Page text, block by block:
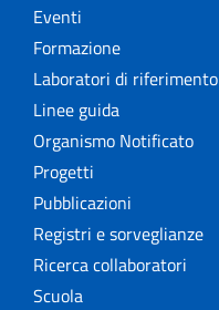
Eventi
Formazione
Laboratori di riferimento
Linee guida
Organismo Notificato
Progetti
Pubblicazioni
Registri e sorveglianze
Ricerca collaboratori
Scuola